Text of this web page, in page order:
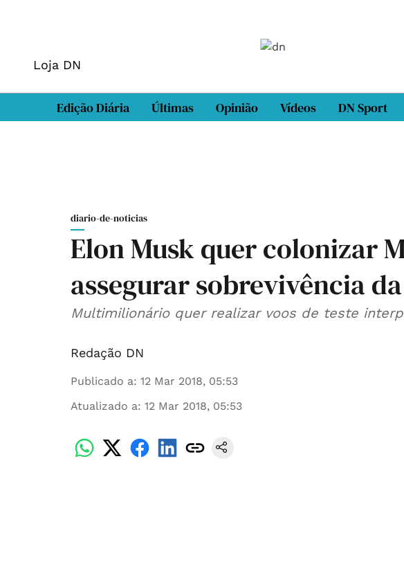
Loja DN
Edição Diária Últimas Opinião Vídeos DN Sport
diario-de-noticias
Elon Musk quer colonizar
assegurar sobrevivência
Multimilionário quer realizar voos de teste
Redação DN
Publicado a: 12 Mar 2018, 05:53
Atualizado a: 12 Mar 2018, 05:53